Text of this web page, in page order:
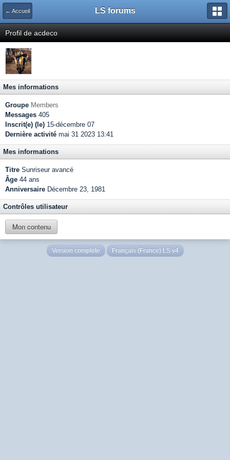
← Accueil LS forums
Profil de acdeco
Mes informations
Groupe Members
Messages 405
Inscrit(e) (le) 15-décembre 07
Dernière activité mai 31 2023 13:41
Mes informations
Titre Sunriseur avancé
Âge 44 ans
Anniversaire Décembre 23, 1981
Contrôles utilisateur
Mon contenu
Version complète Français (France) LS v4